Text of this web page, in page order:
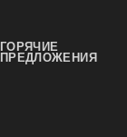
ГОРЯЧИЕ
ПРЕДЛОЖЕНИЯ